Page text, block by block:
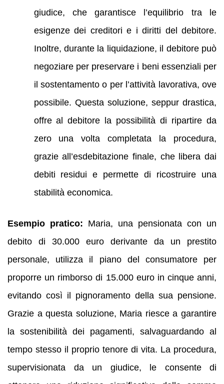
giudice, che garantisce l’equilibrio tra le
esigenze dei creditori e i diritti del debitore.
Inoltre, durante la liquidazione, il debitore può
negoziare per preservare i beni essenziali per
il sostentamento o per l’attività lavorativa, ove
possibile. Questa soluzione, seppur drastica,
offre al debitore la possibilità di ripartire da
zero una volta completata la procedura,
grazie all’esdebitazione finale, che libera dai
debiti residui e permette di ricostruire una
stabilità economica.
Esempio pratico: Maria, una pensionata con un
debito di 30.000 euro derivante da un prestito
personale, utilizza il piano del consumatore per
proporre un rimborso di 15.000 euro in cinque anni,
evitando così il pignoramento della sua pensione.
Grazie a questa soluzione, Maria riesce a garantire
la sostenibilità dei pagamenti, salvaguardando al
tempo stesso il proprio tenore di vita. La procedura,
supervisionata da un giudice, le consente di